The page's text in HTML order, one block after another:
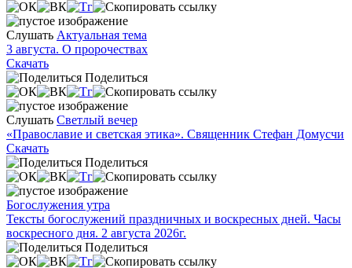
Слушать Актуальная тема
3 августа. О пророчествах
Скачать
Поделиться
Слушать Светлый вечер
«Православие и светская этика». Священник Стефан Домусчи
Скачать
Поделиться
Богослужения утра
Тексты богослужений праздничных и воскресных дней. Часы
воскресного дня. 2 августа 2026г.
Поделиться